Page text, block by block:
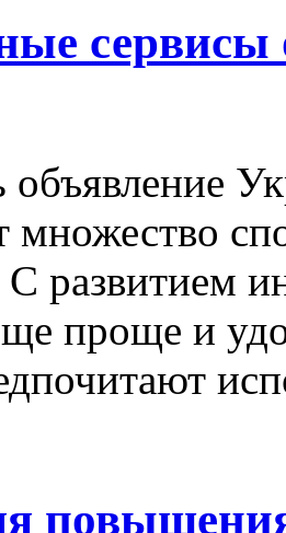
oбъявлeниe
множество
развитием
проще и